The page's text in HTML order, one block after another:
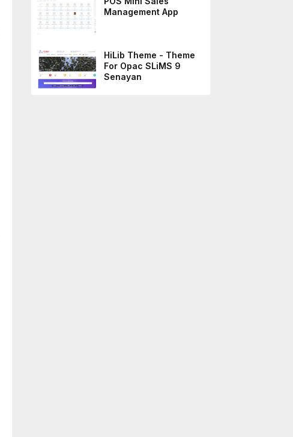
Management App
HiLib Theme - Theme
For Opac SLiMS 9
Senayan